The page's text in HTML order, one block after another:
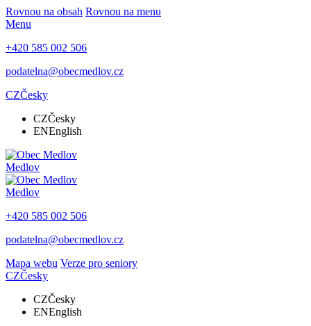
Rovnou na obsah Rovnou na menu
Menu
+420 585 002 506
podatelna@obecmedlov.cz
CZČesky
CZČesky
ENEnglish
Medlov
Medlov
+420 585 002 506
podatelna@obecmedlov.cz
Mapa webu Verze pro seniory
CZČesky
CZČesky
ENEnglish